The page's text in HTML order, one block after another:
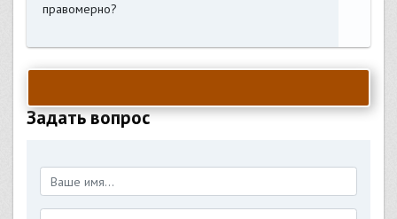
правомерно?
Задать вопрос